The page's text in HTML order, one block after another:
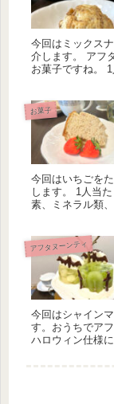
今回はミックス
介します。 アフ
お菓子ですね。
て違うのでご参
お菓子
今回はいちごを
します。 1人当たりのカロリーはもちろん、その他主要栄養
素、ミネラル類
アフタヌーンティ
今回はシャイン
す。おうちでア
ハロウィン仕様